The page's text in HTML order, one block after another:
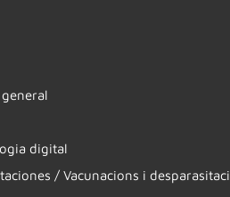
digital
/ Vacunacions i